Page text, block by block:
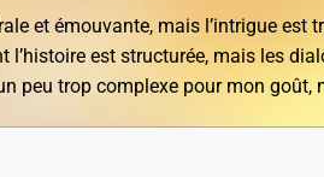
et émouvante, mais l’intrigue est
l’histoire est structurée, mais les
peu trop complexe pour mon goût,